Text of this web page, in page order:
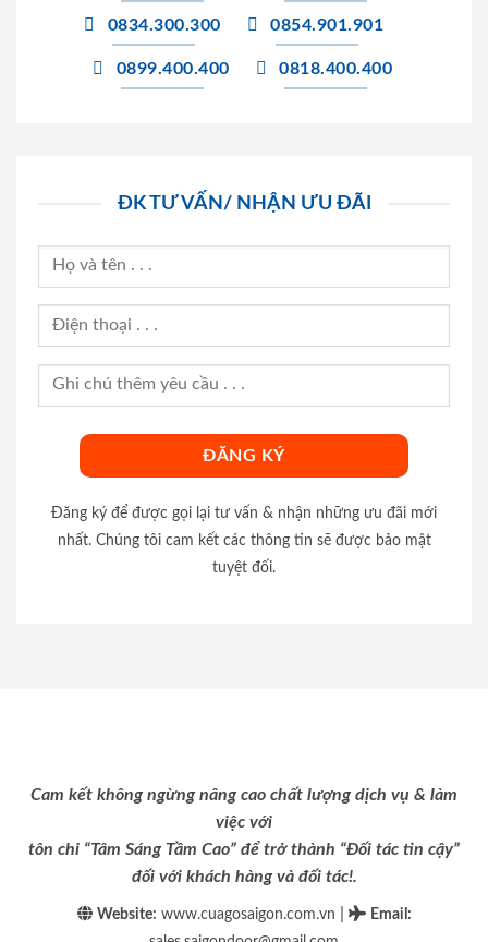
0834.300.300 0854.901.901
0899.400.400 0818.400.400
ĐK TƯ VẤN/ NHẬN ƯU ĐÃI
Đăng ký để được gọi lại tư vấn & nhận những ưu đãi mới
nhất. Chúng tôi cam kết các thông tin sẽ được bảo mật
tuyệt đối.
Cam kết không ngừng nâng cao chất lượng dịch vụ & làm
việc với
tôn chỉ “Tâm Sáng Tầm Cao” để trở thành “Đối tác tin cậy”
đối với khách hàng và đối tác!.
Website: www.cuagosaigon.com.vn Email :